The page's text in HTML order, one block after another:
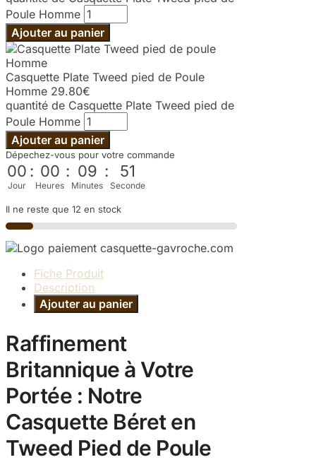
Poule Homme
Ajouter au panier
Casquette Plate Tweed pied de Poule
Homme 29.80€
quantité de Casquette Plate Tweed pied de
Poule Homme
Ajouter au panier
Dépechez-vous pour votre commande
00
Jour
: 00
Heures
: 09
Minutes
: 51
Seconde
Il ne reste que 12 en stock
Fiche Produit
Description
Ajouter au panier
Raffinement
Britannique à Votre
Portée : Notre
Casquette Béret en
Tweed Pied de Poule